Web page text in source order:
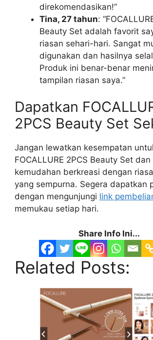
direkomendasikan!”
Tina, 27 tahun:
Beauty Set adalah favorit
riasan sehari-hari. Sangat
digunakan dan hasilnya
Produk ini benar-benar
tampilan riasan saya.”
Dapatkan
2PCS Beauty Set
Jangan lewatkan kesempatan
FOCALLURE 2PCS Beauty Set
kemudahan berkreasi dengan
yang sempurna. Segera dapatkan
dengan mengunjungi link
memukau setiap hari.
Share Info Ini...
Related Posts: